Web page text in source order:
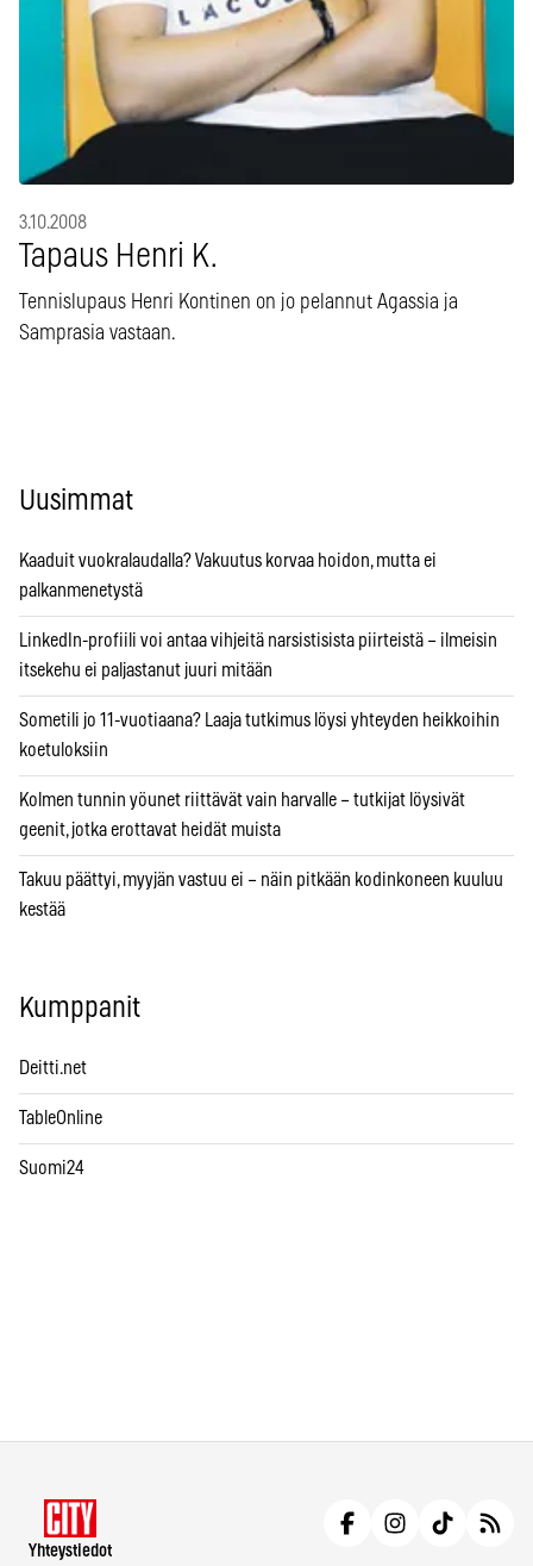
3.10.2008
Tapaus Henri K.
Tennislupaus Henri Kontinen on jo pelannut Agassia ja
Samprasia vastaan.
Uusimmat
Kaaduit vuokralaudalla? Vakuutus korvaa hoidon, mutta ei
palkanmenetystä
LinkedIn-profiili voi antaa vihjeitä narsistisista piirteistä – ilmeisin
itsekehu ei paljastanut juuri mitään
Sometili jo 11-vuotiaana? Laaja tutkimus löysi yhteyden heikkoihin
koetuloksiin
Kolmen tunnin yöunet riittävät vain harvalle – tutkijat löysivät
geenit, jotka erottavat heidät muista
Takuu päättyi, myyjän vastuu ei – näin pitkään kodinkoneen kuuluu
kestää
Kumppanit
Deitti.net
TableOnline
Suomi24
Yhteystiedot